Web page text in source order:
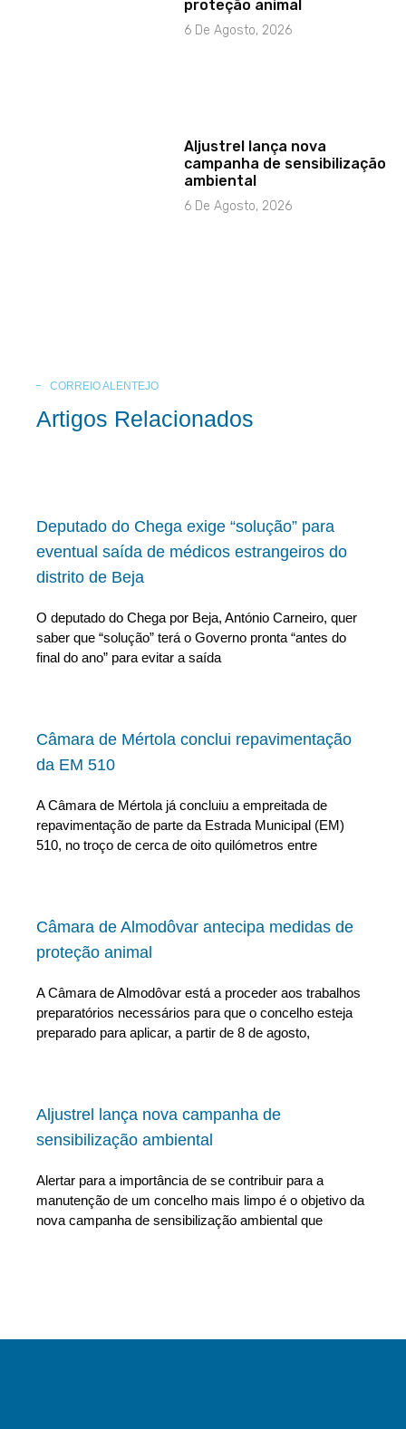
proteção animal
6 De Agosto, 2026
Aljustrel lança nova
campanha de sensibilização
ambiental
6 De Agosto, 2026
CORREIO ALENTEJO
Artigos Relacionados
Deputado do Chega exige “solução” para
eventual saída de médicos estrangeiros do
distrito de Beja
O deputado do Chega por Beja, António Carneiro, quer
saber que “solução” terá o Governo pronta “antes do
final do ano” para evitar a saída
Câmara de Mértola conclui repavimentação
da EM 510
A Câmara de Mértola já concluiu a empreitada de
repavimentação de parte da Estrada Municipal (EM)
510, no troço de cerca de oito quilómetros entre
Câmara de Almodôvar antecipa medidas de
proteção animal
A Câmara de Almodôvar está a proceder aos trabalhos
preparatórios necessários para que o concelho esteja
preparado para aplicar, a partir de 8 de agosto,
Aljustrel lança nova campanha de
sensibilização ambiental
Alertar para a importância de se contribuir para a
manutenção de um concelho mais limpo é o objetivo da
nova campanha de sensibilização ambiental que